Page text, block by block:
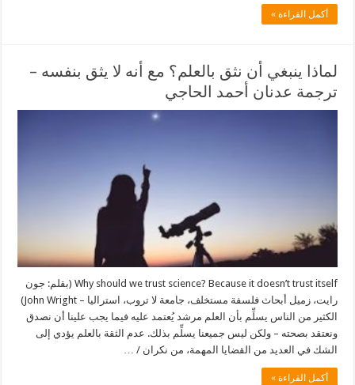
أكمل القراءة »
لماذا ينبغي أن نثق بالعلم؟ مع أنه لا يثق بنفسه –
ترجمة عدنان أحمد الحاجي
Why should we trust science? Because it doesn’t trust itself (بقلم: جون
رايت، زميل أبحاث فلسفة مستخلف، جامعة لا تروب، استراليا – John Wright)
الكثير من الناس يسلِّم بأن العلم مرشد يُعتمد عليه فيما يجب علينا أن نصدق
ونعتقد بصحته – ولكن ليس جميعنا يسلِّم بذلك. عدم الثقة بالعلم يؤدي إلى
الشك في العديد من القضايا المهمة، من نكران / …
أكمل القراءة »